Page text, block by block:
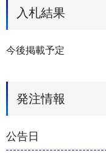
入札結果
今後掲載予定
発注情報
公告日